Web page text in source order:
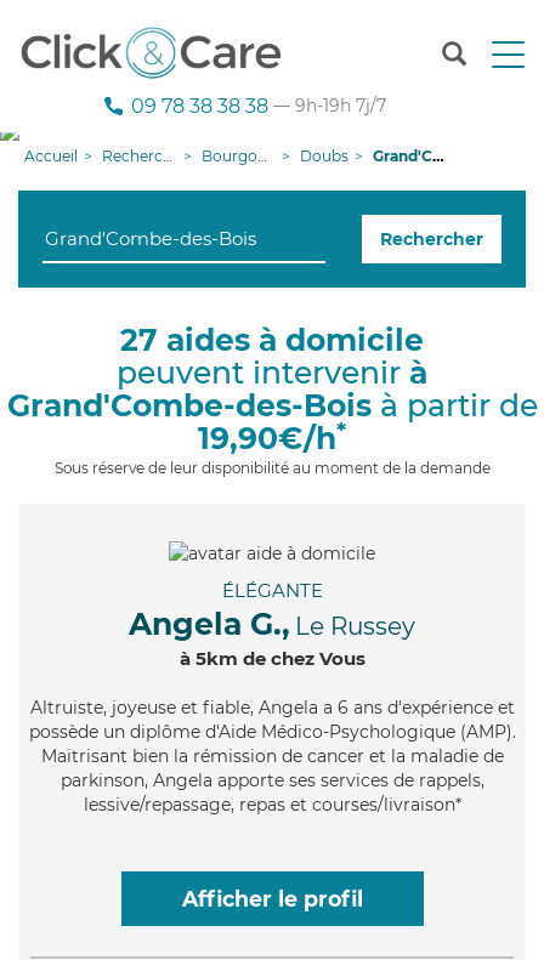
T
n
g
o
n
09 78 38 38 38 — 9h-19h 7j/7
Accueil Recherche aide à domicile Bourgogne-Franche-Comté Doubs Grand'Combe-des-Bois
Rechercher
27 aides à domicile
peuvent intervenir à
Grand'Combe-des-Boisà partir de
19,90€/h*
Sous réserve de leur disponibilité au moment de la demande
ÉLÉGANTE
Angela G., Le Russey
à 5km de chez Vous
Altruiste, joyeuse et fiable, Angela a 6 ans d'expérience et
possède un diplôme d'Aide Médico-Psychologique (AMP).
Maitrisant bien la rémission de cancer et la maladie de
parkinson, Angela apporte ses services de rappels,
lessive/repassage, repas et courses/livraison*
Afficher le profil